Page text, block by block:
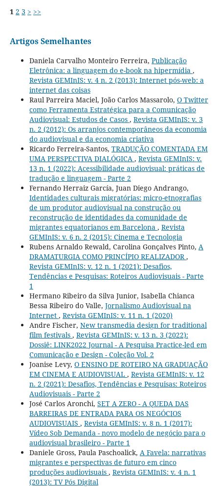
1 2 3 > >>
Artigos Semelhantes
Daniela Carvalho Monteiro Ferreira, Publicação
Eletrônica: a linguagem do e-book na hipermídia ,
Revista GEMInIS: v. 4 n. 2 (2013): Internet pós-web: a
internet das coisas
Raul Parreira Maciel, João Carlos Massarolo, O Twitter
como Ferramenta Estratégica para a Comunicação
Audiovisual: Estudos de Casos , Revista GEMInIS: v. 3
n. 2 (2012): Os arranjos contemporâneos da economia
do audiovisual e da economia criativa
Ricardo Ferreira-Santos, TRADUÇÃO COMENTADA EM
UMA PERSPECTIVA DIALÓGICA , Revista GEMInIS: v.
13 n. 1 (2022): Acessibilidade audiovisual: práticas de
tradução e linguagem - Parte 2
Fernando Herraiz García, Juan Diego Andrango,
Identidades culturais migratórias: micro-etnografias
de um produtor audiovisual na construção ou
reconstrução de identidades da comunidade de
migrantes equatorianos em Barcelona , Revista
GEMInIS: v. 6 n. 2 (2015): Cinema e Tecnologia
Rubens Arnaldo Rewald, Carolina Gonçalves Pinto, A
DRAMATURGIA COMO PRINCÍPIO REALIZADOR ,
Revista GEMInIS: v. 12 n. 1 (2021): Desafios,
Tendências e Pesquisas: Roteiros Audiovisuais - Parte
1
Hermano Ribeiro da Silva Junior, Isabella Chianca
Bessa Ribeiro do Valle, Jornalismo Audiovisual na
Internet , Revista GEMInIS: v. 11 n. 1 (2020)
Andre Fischer, New transmedia design for traditional
film festivals , Revista GEMInIS: v. 13 n. 3 (2022):
Dossiê: LINK2022 Journal - A Pesquisa Practice-led em
Comunicação e Design - Coleção Vol. 2
Joanise Levy, O ENSINO DE ROTEIRO NA GRADUAÇÃO
EM CINEMA E AUDIOVISUAL , Revista GEMInIS: v. 12
n. 2 (2021): Desafios, Tendências e Pesquisas: Roteiros
Audiovisuais - Parte 2
José Carlos Aronchi, SET A ZERO - A QUEDA DAS
BARREIRAS DE ENTRADA PARA OS NEGÓCIOS
AUDIOVISUAIS , Revista GEMInIS: v. 8 n. 1 (2017):
Vídeo Sob Demanda - novo modelo de negócio para o
audiovisual brasileiro - Parte 1
Daniele Gross, Paula Paschoalick, A Favela: narrativas
migrantes e perspectivas de futuro em cinco
produções audiovisuais , Revista GEMInIS: v. 4 n. 1
(2013): TV Pós Digital